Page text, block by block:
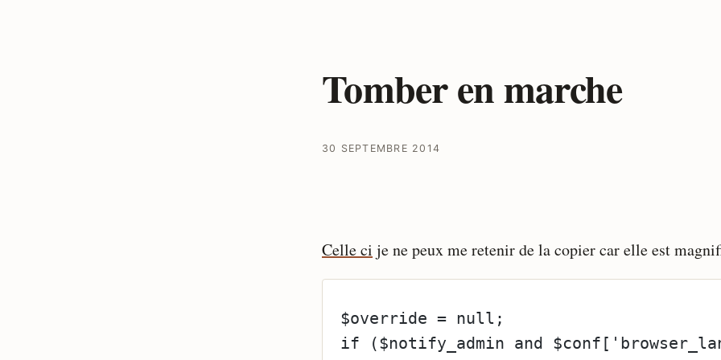
Tomber en marche
30 SEPTEMBRE 2014
Celle ci je ne peux me retenir de la copier car elle est
$override = null;
if ($notify_admin and